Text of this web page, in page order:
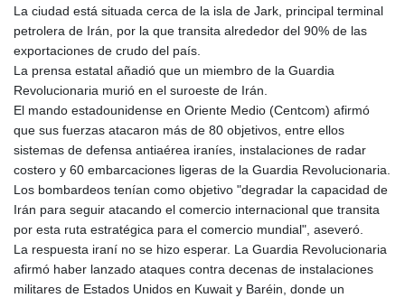
La ciudad está situada cerca de la isla de Jark, principal terminal
petrolera de Irán, por la que transita alrededor del 90% de las
exportaciones de crudo del país.
La prensa estatal añadió que un miembro de la Guardia
Revolucionaria murió en el suroeste de Irán.
El mando estadounidense en Oriente Medio (Centcom) afirmó
que sus fuerzas atacaron más de 80 objetivos, entre ellos
sistemas de defensa antiaérea iraníes, instalaciones de radar
costero y 60 embarcaciones ligeras de la Guardia Revolucionaria.
Los bombardeos tenían como objetivo "degradar la capacidad de
Irán para seguir atacando el comercio internacional que transita
por esta ruta estratégica para el comercio mundial", aseveró.
La respuesta iraní no se hizo esperar. La Guardia Revolucionaria
afirmó haber lanzado ataques contra decenas de instalaciones
militares de Estados Unidos en Kuwait y Baréin, donde un